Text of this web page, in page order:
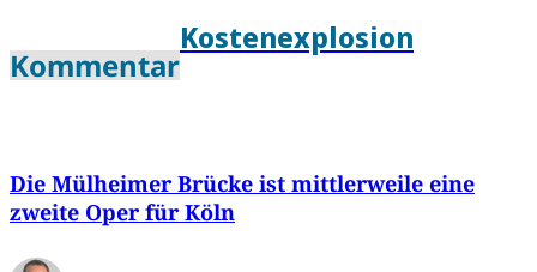
Kommentar
Kostenexplosion
Die Mülheimer Brücke ist mittlerweile eine
zweite Oper für Köln